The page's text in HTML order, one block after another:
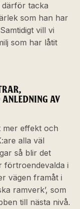
därför tacka
som han har
vill vi
som har låtit
AV
mer effekt och
alla väl
så blir det
förtroendevalda i
vägen framåt i
ramverk’, som
till nästa nivå.